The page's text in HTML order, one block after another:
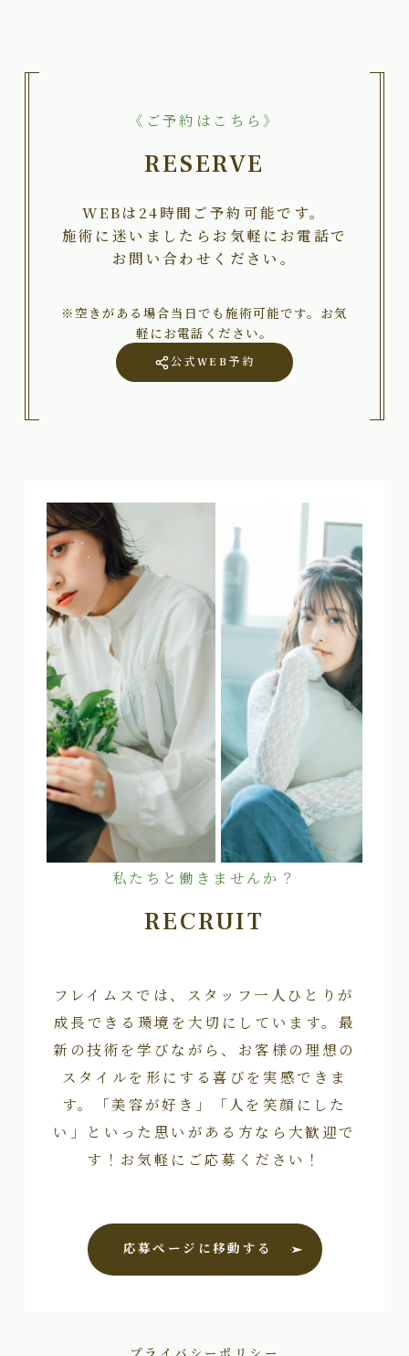
《ご予約はこちら》
RESERVE
WEBは24時間ご予約可能です。
施術に迷いましたらお気軽にお電話で
お問い合わせください。
※空きがある場合当日でも施術可能です。お気
軽にお電話ください。
公式WEB予約
私たちと働きませんか？
RECRUIT
フレイムスでは、スタッフ一人ひとりが
成長できる環境を大切にしています。最
新の技術を学びながら、お客様の理想の
スタイルを形にする喜びを実感できま
す。「美容が好き」「人を笑顔にした
い」といった思いがある方なら大歓迎で
す！お気軽にご応募ください！
応募ページに移動する